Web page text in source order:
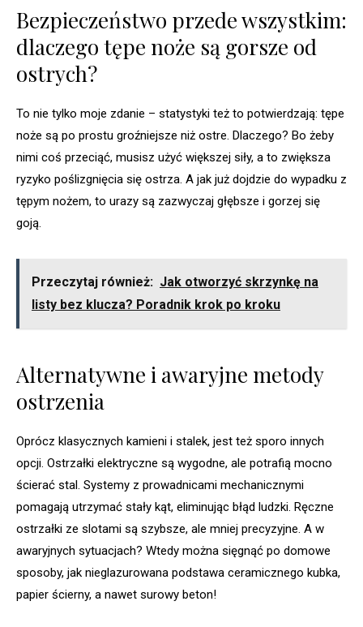
Bezpieczeństwo przede wszystkim:
dlaczego tępe noże są gorsze od
ostrych?
To nie tylko moje zdanie – statystyki też to potwierdzają: tępe
noże są po prostu groźniejsze niż ostre. Dlaczego? Bo żeby
nimi coś przeciąć, musisz użyć większej siły, a to zwiększa
ryzyko poślizgnięcia się ostrza. A jak już dojdzie do wypadku z
tępym nożem, to urazy są zazwyczaj głębsze i gorzej się
goją.
Przeczytaj również: Jak otworzyć skrzynkę na
listy bez klucza? Poradnik krok po kroku
Alternatywne i awaryjne metody
ostrzenia
Oprócz klasycznych kamieni i stalek, jest też sporo innych
opcji. Ostrzałki elektryczne są wygodne, ale potrafią mocno
ścierać stal. Systemy z prowadnicami mechanicznymi
pomagają utrzymać stały kąt, eliminując błąd ludzki. Ręczne
ostrzałki ze slotami są szybsze, ale mniej precyzyjne. A w
awaryjnych sytuacjach? Wtedy można sięgnąć po domowe
sposoby, jak nieglazurowana podstawa ceramicznego kubka,
papier ścierny, a nawet surowy beton!